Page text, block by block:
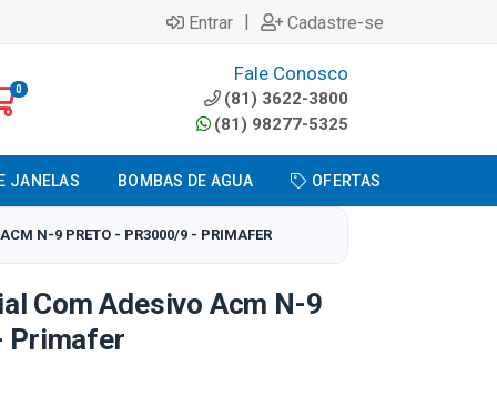
Entrar | Cadastre-se
0
Fale Conosco
(81) 3622-3800
(81) 98277-5325
JANELAS BOMBAS DE AGUA OFERTAS
N-9 PRETO - PR3000/9 - PRIMAFER
Com Adesivo Acm N-9
Primafer